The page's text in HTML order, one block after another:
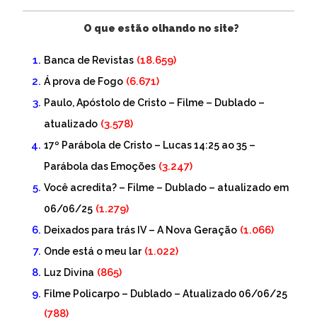
O que estão olhando no site?
Banca de Revistas (18.659)
Á prova de Fogo (6.671)
Paulo, Apóstolo de Cristo – Filme – Dublado –
atualizado (3.578)
17º Parábola de Cristo – Lucas 14:25 ao 35 –
Parábola das Emoções (3.247)
Você acredita? – Filme – Dublado – atualizado em
06/06/25 (1.279)
Deixados para trás IV – A Nova Geração (1.066)
Onde está o meu lar (1.022)
Luz Divina (865)
Filme Policarpo – Dublado – Atualizado 06/06/25
(788)